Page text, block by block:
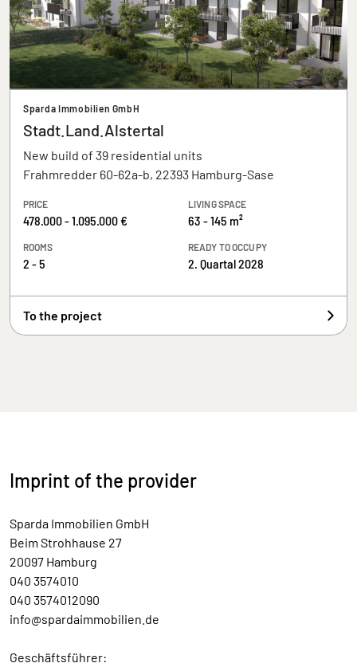
Sparda Immobilien GmbH
Stadt.Land.Alstertal
New build of 39 residential units
Frahmredder 60-62a-b, 22393 Hamburg-Sase
PRICE
478.000 - 1.095.000 €
LIVING SPACE
63 - 145 m²
ROOMS
2 - 5
READY TO OCCUPY
2. Quartal 2028
To the project
Imprint of the provider
Sparda Immobilien GmbH
Beim Strohhause 27
20097 Hamburg
040 3574010
040 3574012090
info@spardaimmobilien.de
Geschäftsführer: